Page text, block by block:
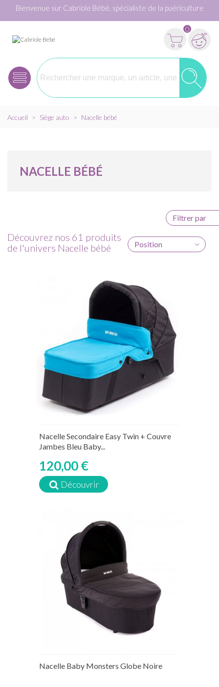
Bienvenue sur Cabriole Bébé, spécialiste de la puériculture
0
Accueil > Siège auto > Nacelle bébé
NACELLE BÉBÉ
Filtrer par
Découvrez nos 61 produits
de l'univers Nacelle bébé
Position
Nacelle Secondaire Easy Twin + Couvre
Jambes Bleu Baby...
120,00 €
Découvrir
Nacelle Baby Monsters Globe Noire